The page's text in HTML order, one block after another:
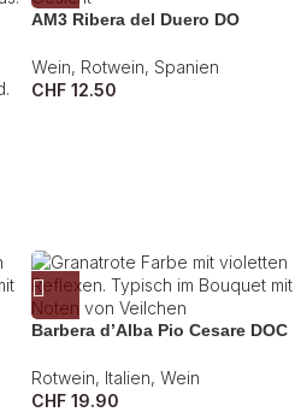
AM3 Ribera del Duero DO
Wein, Rotwein, Spanien
CHF 12.50
Barbera d’Alba Pio Cesare DOC
Rotwein, Italien, Wein
CHF 19.90